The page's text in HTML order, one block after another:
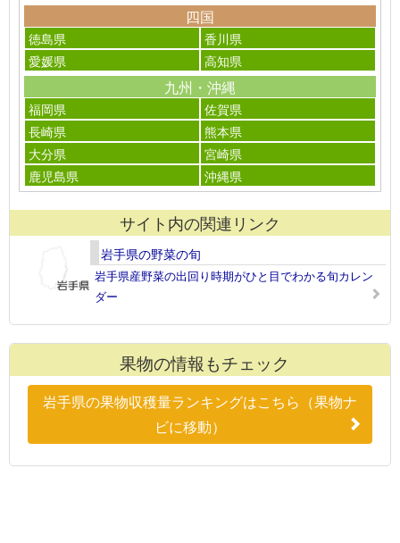
四国
徳島県
香川県
愛媛県
高知県
九州・沖縄
福岡県
佐賀県
長崎県
熊本県
大分県
宮崎県
鹿児島県
沖縄県
サイト内の関連リンク
岩手県の野菜の旬
岩手県産野菜の出回り時期がひと目でわかる旬カレン
ダー
果物の情報もチェック
岩手県の果物収穫量ランキングはこちら（果物ナ
ビに移動）